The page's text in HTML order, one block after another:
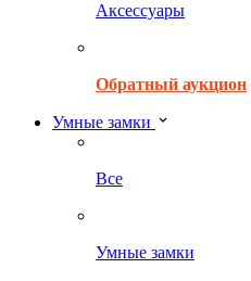
Аксессуары
Обратный аукцион
Умные замки
Все
Умные замки